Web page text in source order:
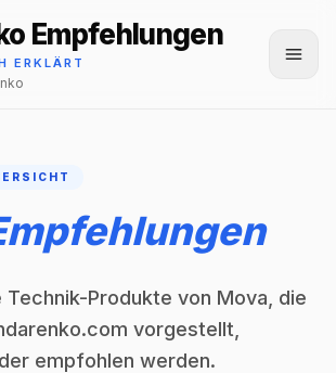
Empfehlungen
ERKLÄRT
Technik-Produkte von Mova, die
vorgestellt,
empfohlen werden.